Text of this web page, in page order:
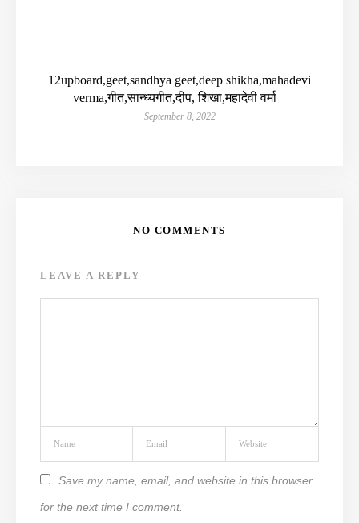
12upboard,geet,sandhya geet,deep shikha,mahadevi
verma,गीत,सान्ध्यगीत,दीप, शिखा,महादेवी वर्मा
September 8, 2022
NO COMMENTS
LEAVE A REPLY
Save my name, email, and website in this browser
for the next time I comment.